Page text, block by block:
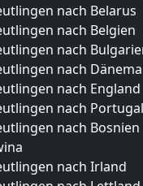
nach Belarus
nach Belgien
nach
nach
nach England
nach Portugal
nach Bosnien
nach Irland